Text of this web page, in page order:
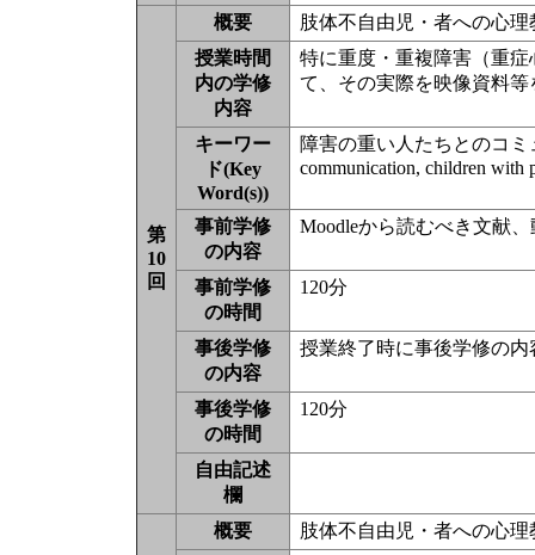
第
10
回
概要
肢体不自由児・者への心
授業時間
内の学修
内容
特に重度・重複障害（重
て、その実際を映像資料
キーワー
ド(Key
Word(s))
障害の重い人たちとのコ
communication, children with
事前学修
の内容
Moodleから読むべき文献
事前学修
の時間
120分
事後学修
の内容
授業終了時に事後学修の
事後学修
の時間
120分
自由記述
欄
概要
肢体不自由児・者への心